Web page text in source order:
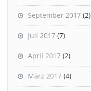
September 2017 (2)
Juli 2017 (7)
April 2017 (2)
März 2017 (4)